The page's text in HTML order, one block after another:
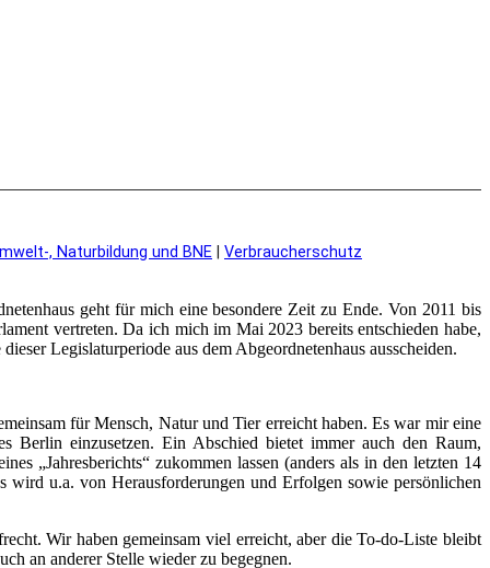
, Naturbildung und BNE Verbraucherschutz
geht für mich eine besondere Zeit zu Ende. Von 2011 bis
vertreten. Da ich mich im Mai 2023 bereits entschieden habe,
Legislaturperiode aus dem Abgeordnetenhaus ausscheiden.
für Mensch, Natur und Tier erreicht haben. Es war mir eine
Berlin einzusetzen. Ein Abschied bietet immer auch den Raum,
„Jahresberichts“ zukommen lassen (anders als in den letzten 14
u.a. von Herausforderungen und Erfolgen sowie persönlichen
Wir haben gemeinsam viel erreicht, aber die To-do-Liste bleibt
an anderer Stelle wieder zu begegnen.